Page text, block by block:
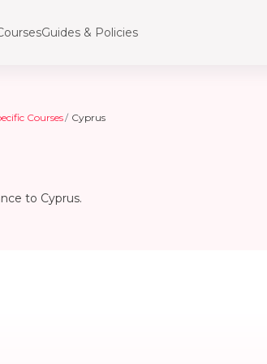
Guides & Policies
Courses Cyprus
to Cyprus.